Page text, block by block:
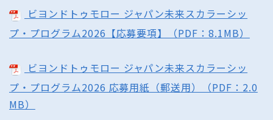
ビヨンドトゥモロー ジャパン未来スカラーシッ
プ・プログラム2026【応募要項】（PDF：8.1MB）
ビヨンドトゥモロー ジャパン未来スカラーシッ
プ・プログラム2026 応募用紙（郵送用）（PDF：2.0
MB）